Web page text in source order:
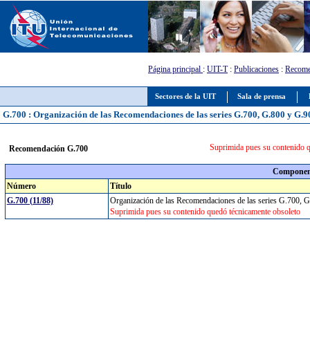
Sectores de la UIT Sala de prensa
Página principal : UIT-T: Publicaciones :
G.700 : Organización de las Recomendaciones de las series G.700, G.800 y
Recomendación G.700 Suprimida pues su contenido
Número
Título
G.700 (11/88)
Organización de las Recomendaciones de las series G.700,
Suprimida pues su contenido quedó técnicamente obsoleto